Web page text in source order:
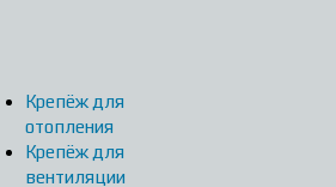
Крепёж для
отопления
Крепёж для
вентиляции